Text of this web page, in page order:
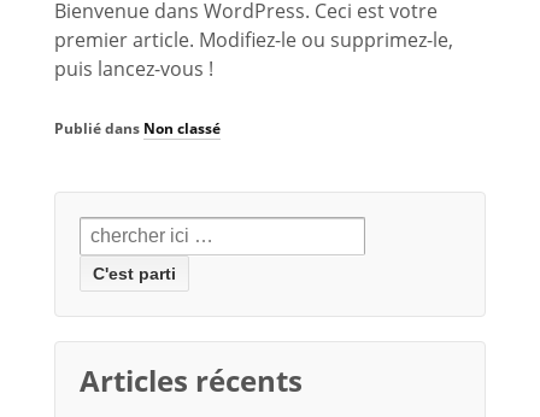
Bienvenue dans WordPress. Ceci est votre
premier article. Modifiez-le ou supprimez-le,
puis lancez-vous !
Publié dans Non classé
Recherche
pour:
Articles récents